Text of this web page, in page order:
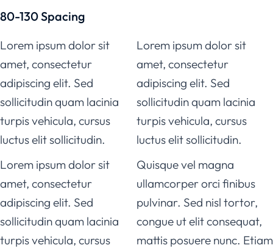
80-130 Spacing
Lorem ipsum dolor sit
amet, consectetur
adipiscing elit. Sed
sollicitudin quam lacinia
turpis vehicula, cursus
luctus elit sollicitudin.
Lorem ipsum dolor sit
amet, consectetur
adipiscing elit. Sed
sollicitudin quam lacinia
turpis vehicula, cursus
luctus elit sollicitudin.
Lorem ipsum dolor sit
amet, consectetur
adipiscing elit. Sed
sollicitudin quam lacinia
turpis vehicula, cursus
Quisque vel magna
ullamcorper orci finibus
pulvinar. Sed nisl tortor,
congue ut elit consequat,
mattis posuere nunc. Etiam